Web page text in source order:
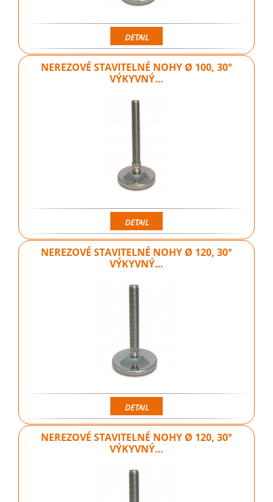
DETAIL
NEREZOVÉ STAVITELNÉ NOHY Ø 100, 30°
VÝKYVNÝ…
DETAIL
NEREZOVÉ STAVITELNÉ NOHY Ø 120, 30°
VÝKYVNÝ…
DETAIL
NEREZOVÉ STAVITELNÉ NOHY Ø 120, 30°
VÝKYVNÝ…